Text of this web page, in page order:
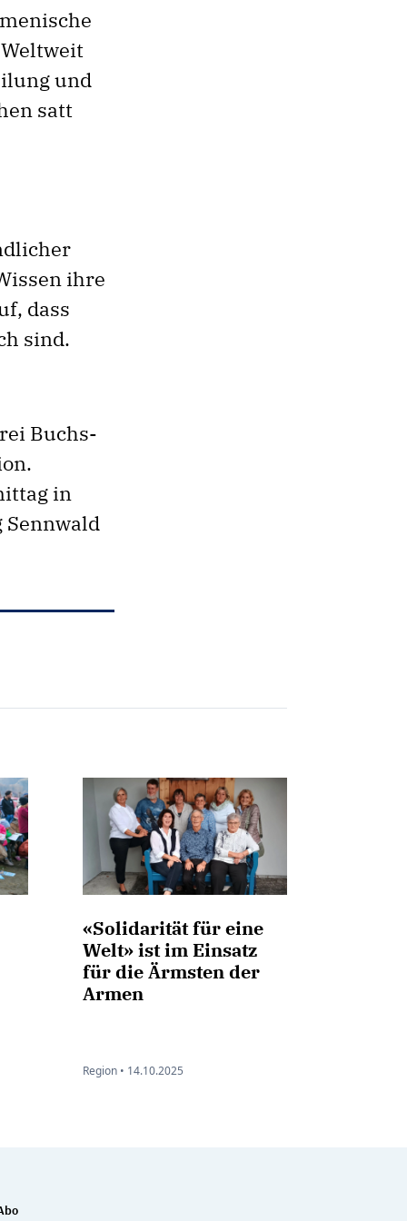
und
satt
ihre
dass
sind.
Buchs-
in
Sennwald
«Solidarität für eine
Welt» ist im Einsatz
für die Ärmsten der
Armen
Region • 14.10.2025